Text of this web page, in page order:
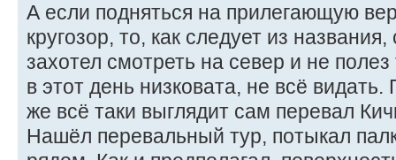
А если подняться на прилегающую
кругозор, то, как следует из
захотел смотреть на север и не
в этот день низковата, не всё
же всё таки выглядит сам перевал
Нашёл перевальный тур, потыкал